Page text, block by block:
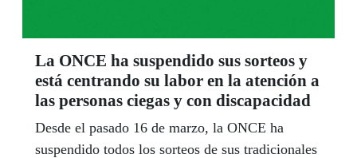
La ONCE ha suspendido sus sorteos y
está centrando su labor en la atención a
las personas ciegas y con discapacidad
Desde el pasado 16 de marzo, la ONCE ha
suspendido todos los sorteos de sus tradicionales